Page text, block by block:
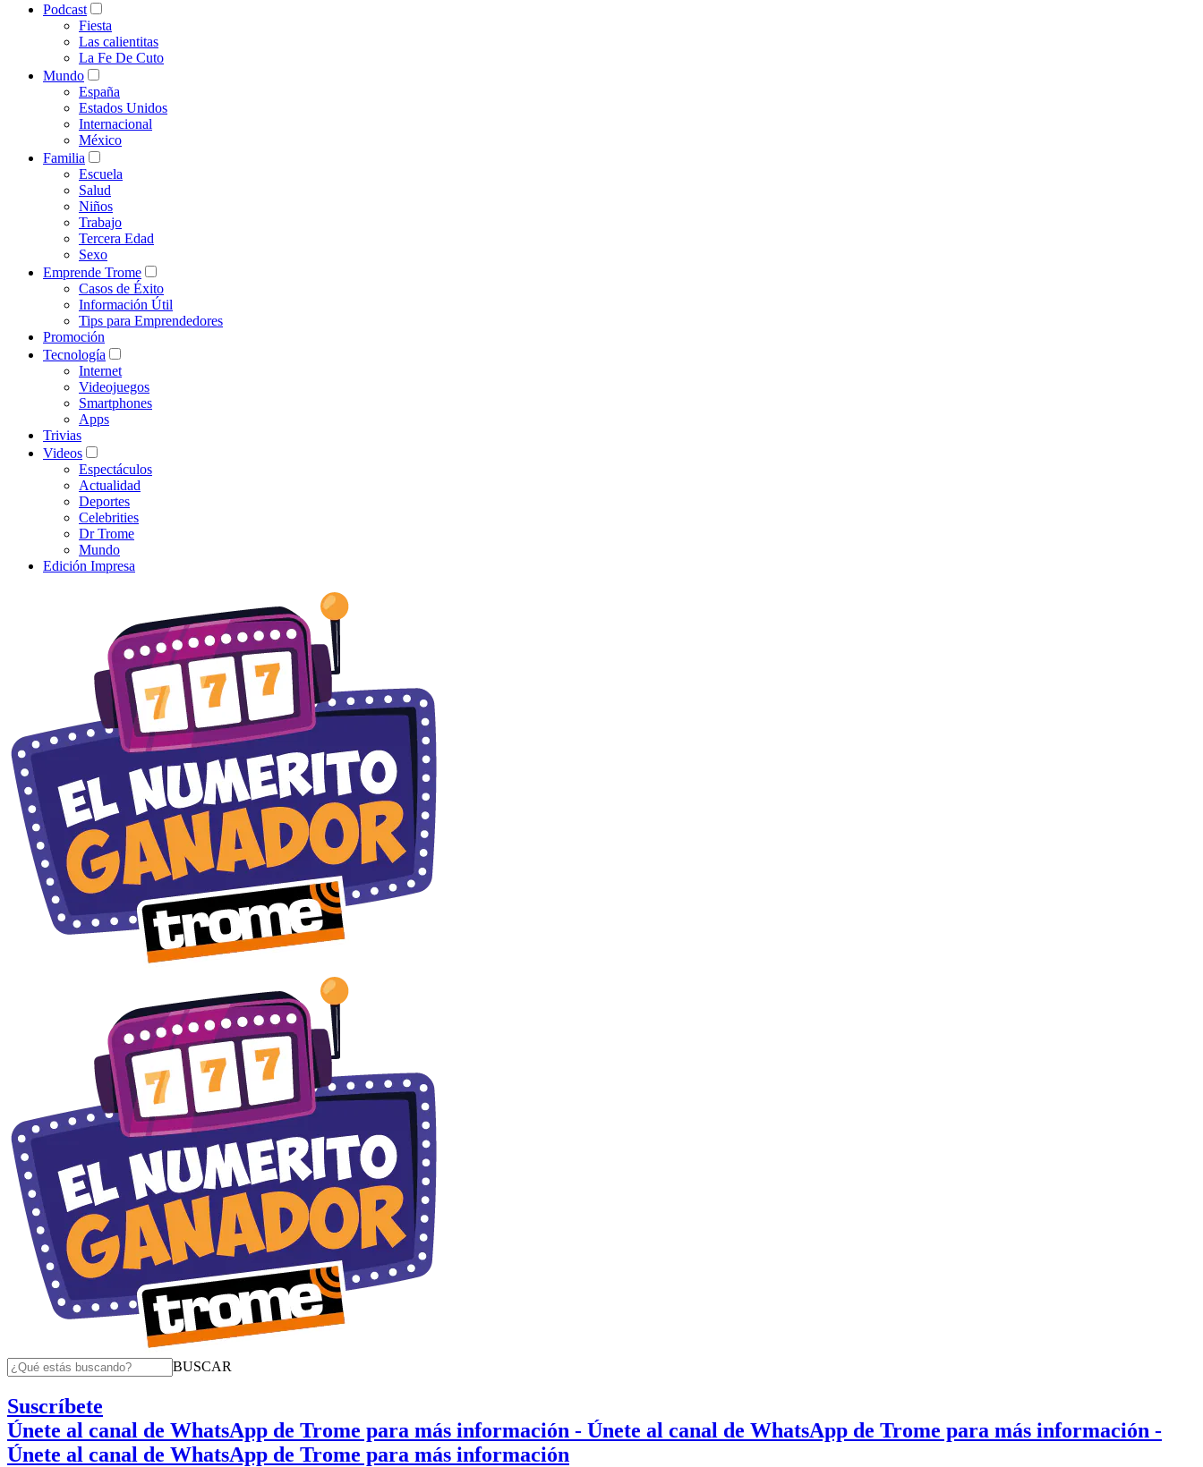
Podcast
Fiesta
Las calientitas
La Fe De Cuto
Mundo
España
Estados Unidos
Internacional
México
Familia
Escuela
Salud
Niños
Trabajo
Tercera Edad
Sexo
Emprende Trome
Casos de Éxito
Información Útil
Tips para Emprendedores
Promoción
Tecnología
Internet
Videojuegos
Smartphones
Apps
Trivias
Videos
Espectáculos
Actualidad
Deportes
Celebrities
Dr Trome
Mundo
Edición Impresa
BUSCAR
Suscríbete
Únete al canal de WhatsApp de Trome para más información - Únete al canal de WhatsApp de Trome para más información -
Únete al canal de WhatsApp de Trome para más información